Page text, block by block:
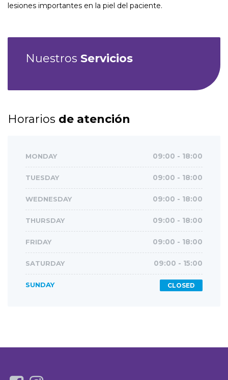
lesiones importantes en la piel del paciente.
Nuestros Servicios
Horarios de atención
MONDAY 09:00 - 18:00
TUESDAY 09:00 - 18:00
WEDNESDAY 09:00 - 18:00
THURSDAY 09:00 - 18:00
FRIDAY 09:00 - 18:00
SATURDAY 09:00 - 15:00
SUNDAY CLOSED